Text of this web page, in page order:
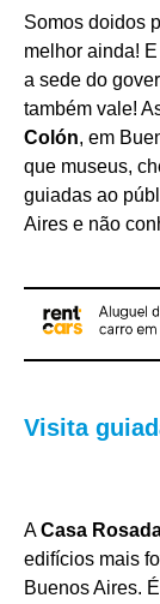
Somos doidos
melhor ainda!
a sede do
também vale!
Colón, em
que museus,
guiadas ao
Aires e não
Visita
ACasa
edifícios mais
Buenos Aires.